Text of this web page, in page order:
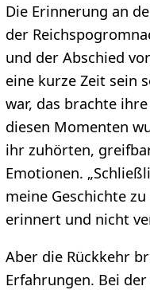
Die Erinnerung an
der
und der Abschied
eine kurze Zeit sein
war, das brachte
diesen Momenten
ihr zuhörten,
Emotionen.
meine Geschichte
erinnert und nicht
Aber die Rückkehr
Erfahrungen. Bei